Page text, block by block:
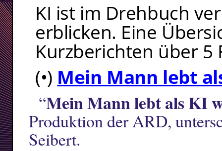
KI ist im Drehbuch
erblicken. Eine
Kurzberichten über 5
(•) Mein Mann lebt
“Mein Mann lebt als KI
Produktion der ARD,
Seibert.